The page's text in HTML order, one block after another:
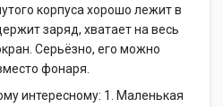
корпуса хорошо лежит в
заряд, хватает на весь
Серьёзно, его можно
фонаря.
интересному: 1. Маленькая